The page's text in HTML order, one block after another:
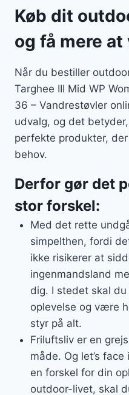
Køb dit
og få mere
Når du bestiller
Targhee III Mid WP
36 – Vandrestøvler
udvalg, og det
perfekte produkter,
behov.
Derfor gør det
stor forskel:
Med det rette
simpelthen, fordi
ikke risikerer at
ingenmandsland
dig. I stedet skal
oplevelse og være
styr på alt.
Friluftsliv er en
måde. Og let’s
en forskel for din
outdoor-livet, skal